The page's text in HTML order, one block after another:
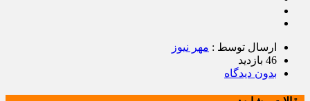
ارسال توسط : مهر نیوز
46 بازدید
بدون دیدگاه